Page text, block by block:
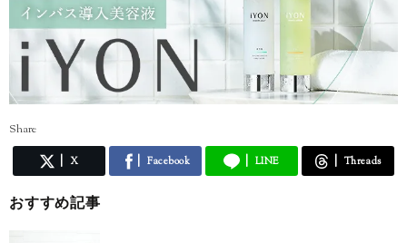
Share
X Facebook LINE Threads
おすすめ記事